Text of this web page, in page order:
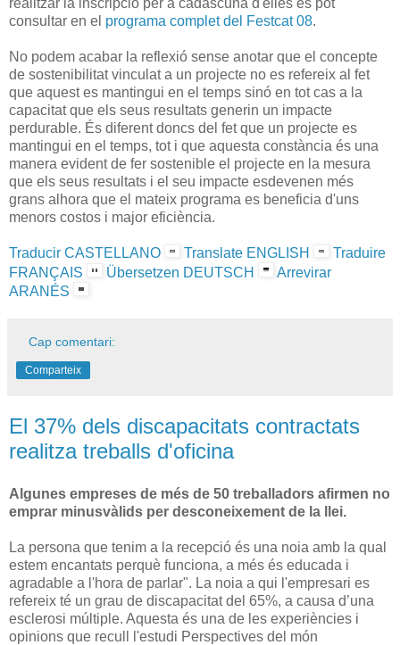
consultar en el programa complet del Festcat 08.
No podem acabar la reflexió sense anotar que el concepte
de sostenibilitat vinculat a un projecte no es refereix al fet
que aquest es mantingui en el temps sinó en tot cas a la
capacitat que els seus resultats generin un impacte
perdurable. És diferent doncs del fet que un projecte es
mantingui en el temps, tot i que aquesta constància és una
manera evident de fer sostenible el projecte en la mesura
que els seus resultats i el seu impacte esdevenen més
grans alhora que el mateix programa es beneficia d'uns
menors costos i major eficiència.
Traducir CASTELLANO Translate ENGLISH
Traduire
FRANÇAIS
Übersetzen DEUTSCH
Arrevirar
ARANÉS
Cap comentari:
Comparteix
El 37% dels discapacitats contractats
realitza treballs d'oficina
Algunes empreses de més de 50 treballadors afirmen no
emprar minusvàlids per desconeixement de la llei.
La persona que tenim a la recepció és una noia amb la qual
estem encantats perquè funciona, a més és educada i
agradable a l'hora de parlar". La noia a qui l'empresari es
refereix té un grau de discapacitat del 65%, a causa d’una
esclerosi múltiple. Aquesta és una de les experiències i
opinions que recull l'estudi Perspectives del món